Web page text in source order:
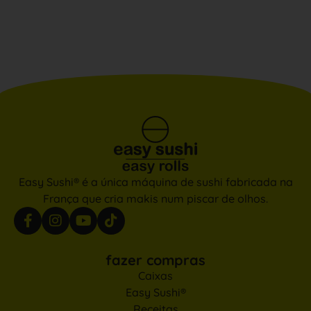
Easy Sushi® é a única máquina de sushi fabricada na
França que cria makis num piscar de olhos.
fazer compras
Caixas
Easy Sushi®